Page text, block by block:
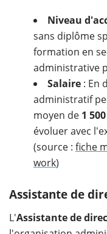
Niveau
sans diplôme
formation en
administrative
Salaire : En
administratif
moyen de 1
évoluer avec
(source : fiche
work)
Assistante de
L'Assistante de